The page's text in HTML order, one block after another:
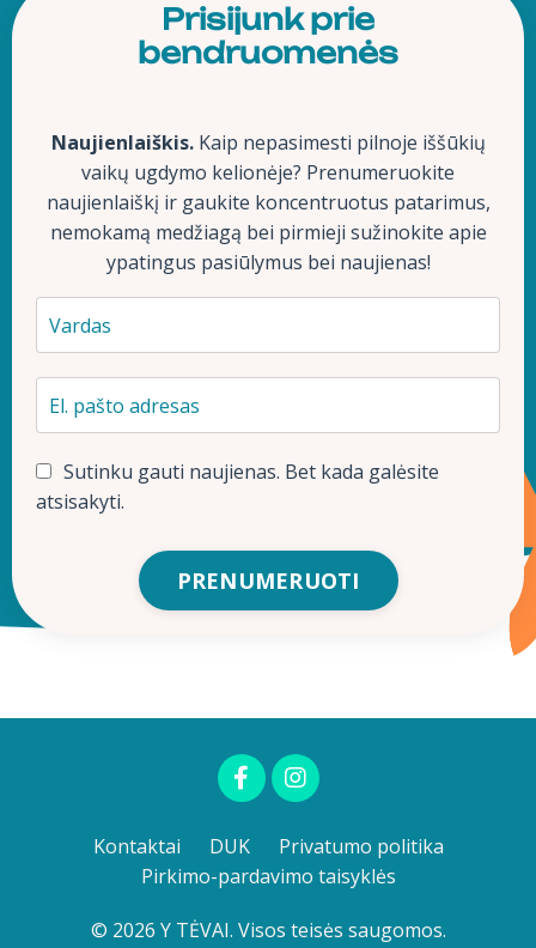
Prisijunk prie
bendruomenės
Naujienlaiškis. Kaip nepasimesti pilnoje iššūkių
vaikų ugdymo kelionėje? Prenumeruokite
naujienlaiškį ir gaukite koncentruotus patarimus,
nemokamą medžiagą bei pirmieji sužinokite apie
ypatingus pasiūlymus bei naujienas!
Sutinku gauti naujienas. Bet kada galėsite
atsisakyti.
PRENUMERUOTI
Kontaktai DUK
Privatumo politika
Pirkimo-pardavimo taisyklės
© 2026 Y TĖVAI. Visos teisės saugomos.